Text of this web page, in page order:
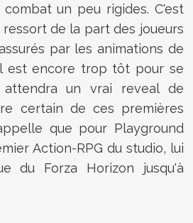
un peu rigides. C'est
de la part des joueurs
par les animations de
est encore trop tôt pour se
un vrai reveal de
certain de ces premières
que pour Playground
Action-RPG du studio, lui
du Forza Horizon jusqu'à